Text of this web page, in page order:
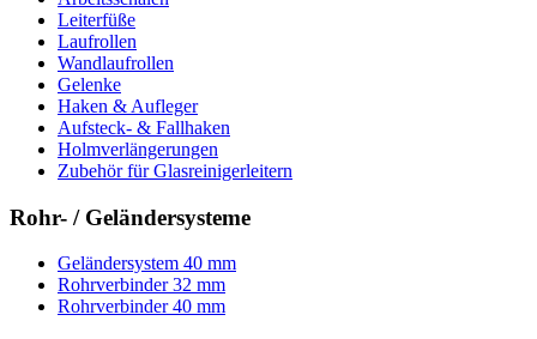
Leiterfüße
Laufrollen
Wandlaufrollen
Gelenke
Haken & Aufleger
Aufsteck- & Fallhaken
Holmverlängerungen
Zubehör für Glasreinigerleitern
Rohr- / Geländersysteme
Geländersystem 40 mm
Rohrverbinder 32 mm
Rohrverbinder 40 mm